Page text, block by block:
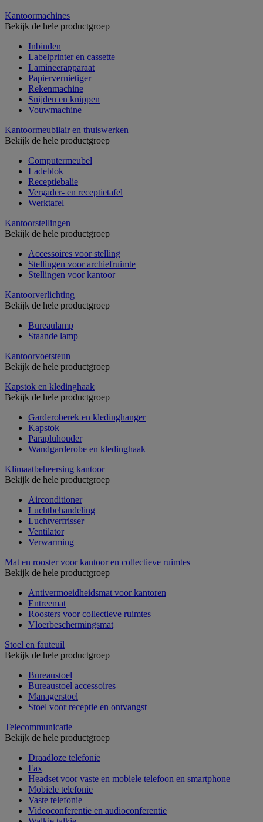
Kantoormachines
Bekijk de hele productgroep
Inbinden
Labelprinter en cassette
Lamineerapparaat
Papiervernietiger
Rekenmachine
Snijden en knippen
Vouwmachine
Kantoormeubilair en thuiswerken
Bekijk de hele productgroep
Computermeubel
Ladeblok
Receptiebalie
Vergader- en receptietafel
Werktafel
Kantoorstellingen
Bekijk de hele productgroep
Accessoires voor stelling
Stellingen voor archiefruimte
Stellingen voor kantoor
Kantoorverlichting
Bekijk de hele productgroep
Bureaulamp
Staande lamp
Kantoorvoetsteun
Bekijk de hele productgroep
Kapstok en kledinghaak
Bekijk de hele productgroep
Garderoberek en kledinghanger
Kapstok
Parapluhouder
Wandgarderobe en kledinghaak
Klimaatbeheersing kantoor
Bekijk de hele productgroep
Airconditioner
Luchtbehandeling
Luchtverfrisser
Ventilator
Verwarming
Mat en rooster voor kantoor en collectieve ruimtes
Bekijk de hele productgroep
Antivermoeidheidsmat voor kantoren
Entreemat
Roosters voor collectieve ruimtes
Vloerbeschermingsmat
Stoel en fauteuil
Bekijk de hele productgroep
Bureaustoel
Bureaustoel accessoires
Managerstoel
Stoel voor receptie en ontvangst
Telecommunicatie
Bekijk de hele productgroep
Draadloze telefonie
Fax
Headset voor vaste en mobiele telefoon en smartphone
Mobiele telefonie
Vaste telefonie
Videoconferentie en audioconferentie